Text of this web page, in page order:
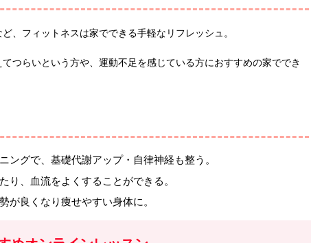
、フィットネスは家でできる手軽なリフレッシュ。
つらいという方や、運動不足を感じている方におすすめの家ででき
ングで、基礎代謝アップ・自律神経も整う。
り、血流をよくすることができる。
が良くなり痩せやすい身体に。